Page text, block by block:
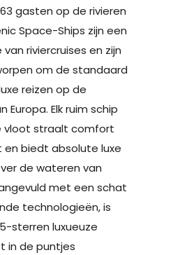
gasten op de rivieren
Space-Ships zijn een
riviercruises en zijn
om de standaard
reizen op de
Europa. Elk ruim schip
vloot straalt comfort
biedt absolute luxe
de wateren van
met een schat
technologieën, is
sterren luxueuze
in de puntjes